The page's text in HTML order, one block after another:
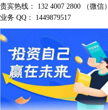
贵宾热线： 132 4007 2800 （微信）
业务 QQ： 1449879517